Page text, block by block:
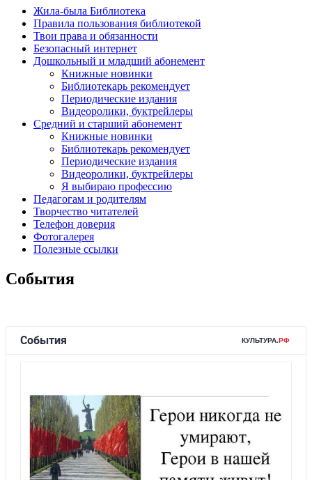
Жила-была Библиотека
Правила пользования библиотекой
Твои права и обязанности
Безопасный интернет
Дошкольный и младший абонемент
Книжные новинки
Библиотекарь рекомендует
Периодические издания
Видеоролики, буктрейлеры
Средний и старший абонемент
Книжные новинки
Библиотекарь рекомендует
Периодические издания
Видеоролики, буктрейлеры
Я выбираю профессию
Педагогам и родителям
Творчество читателей
Телефон доверия
Фотогалерея
Полезные ссылки
События